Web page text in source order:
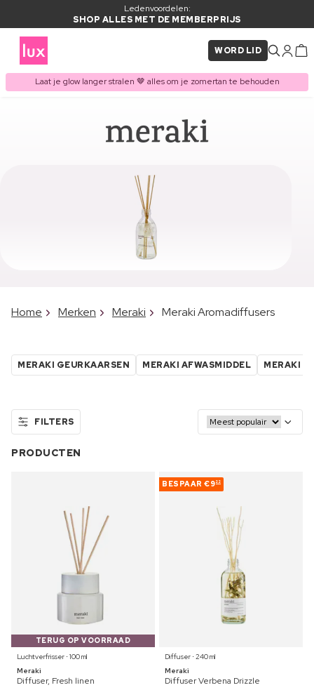
Ledenvoordelen:
SHOP ALLES MET DE MEMBERPRIJS
WORD LID
Laat je glow langer stralen 🤎 alles om je zomertan te behouden
Home Merken Meraki Meraki Aromadiffusers
MERAKI GEURKAARSEN MERAKI AFWASMIDDEL MERAKI
FILTERS
PRODUCTEN
TERUG OP VOORRAAD
Luchtverfrisser ⋅ 100 ml
Meraki
Diffuser, Fresh linen
BESPAAR €922
Diffuser ⋅ 240 ml
Meraki
Diffuser Verbena Drizzle